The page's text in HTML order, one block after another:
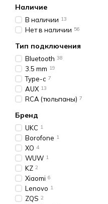
Наличие
В наличии 13
Нет в наличии 56
Тип подключения
Bluetooth 38
3.5 mm 19
Type-c 7
AUX 13
RCA (тюльпаны) 7
Бренд
UKC 1
Borofone 1
XO 4
WUW 1
KZ 2
Xiaomi 6
Lenovo 1
ZQS 2